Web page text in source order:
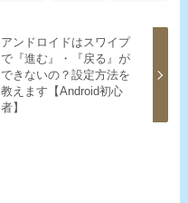
アンドロイドはスワイプ
で『進む』・『戻る』が
できないの？設定方法を
教えます【Android初心
者】